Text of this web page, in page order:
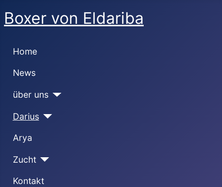
Boxer von Eldariba
Home
News
über uns
Darius
Arya
Zucht
Kontakt